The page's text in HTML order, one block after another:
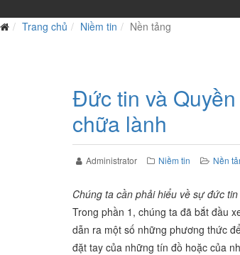
Trang chủ Niềm tin Nền tảng
Đức tin và
chữa lành
Administrator Niềm tin Nền
Chúng ta cần phải hiểu về sự đức
Trong phần 1, chúng ta đã bắt đầu
dẫn ra một số những phương thức
đặt tay của những tín đồ hoặc của